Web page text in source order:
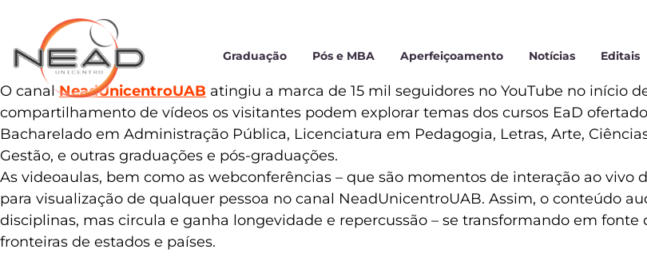
Graduação Pós e MBA Aperfeiçoamento Notícias Editais
O canalNeadUnicentroUAB atingiu a marca de 15 mil seguidores no YouTube no início
compartilhamento de vídeos os visitantes podem explorar temas dos cursos EaD
Bacharelado em Administração Pública, Licenciatura em Pedagogia, Letras, Arte,
Gestão, e outras graduações e pós-graduações.
As videoaulas, bem como as webconferências – que são momentos de interação ao
para visualização de qualquer pessoa no canal NeadUnicentroUAB. Assim, o conteúdo
disciplinas, mas circula e ganha longevidade e repercussão – se transformando em
fronteiras de estados e países.